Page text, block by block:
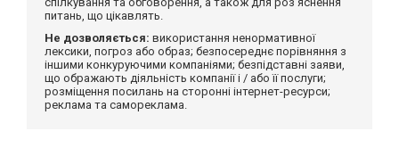
питань, що цікавлять.
Не дозволяється: використання ненормативної
лексики, погроз або образ; безпосереднє порівняння з
іншими конкуруючими компаніями; безпідставні заяви,
що ображають діяльність компанії і / або її послуги;
розміщення посилань на сторонні інтернет-ресурси;
реклама та самореклама.